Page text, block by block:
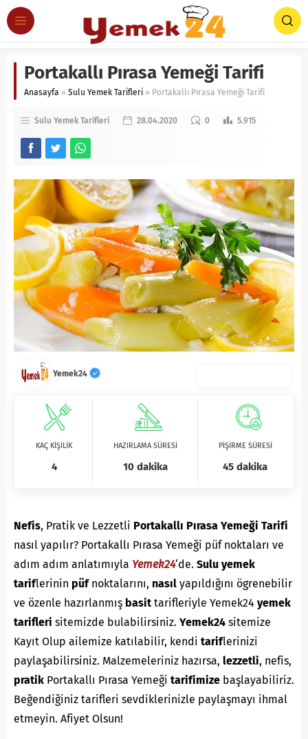
Portakallı Pırasa Yemeği Tarifi
Anasayfa » Sulu Yemek Tarifleri » Portakallı Pırasa Yemeği Tarifi
Sulu Yemek Tarifleri 28.04.2020 0 5.915
Yemek24
KAÇ KİŞİLİK
4
HAZIRLAMA SÜRESİ
10 dakika
PİŞİRME SÜRESİ
45 dakika
Nefis, Pratik ve Lezzetli Portakallı Pırasa Yemeği Tarifi
nasıl yapılır? Portakallı Pırasa Yemeği püf noktaları ve
adım adım anlatımıyla Yemek24‘de. Sulu yemek
tariflerinin püfnoktalarını, nasıl yapıldığını ögrenebilir
ve özenle hazırlanmış basittarifleriyle Yemek24 yemek
tarifleri sitemizde bulabilirsiniz. Yemek24 sitemize
Kayıt Olup ailemize katılabilir, kendi tariflerinizi
paylaşabilirsiniz. Malzemeleriniz hazırsa, lezzetli, nefis,
pratik Portakallı Pırasa Yemeği tarifimize başlayabiliriz.
Beğendiğiniz tarifleri sevdiklerinizle paylaşmayı ihmal
etmeyin. Afiyet Olsun!